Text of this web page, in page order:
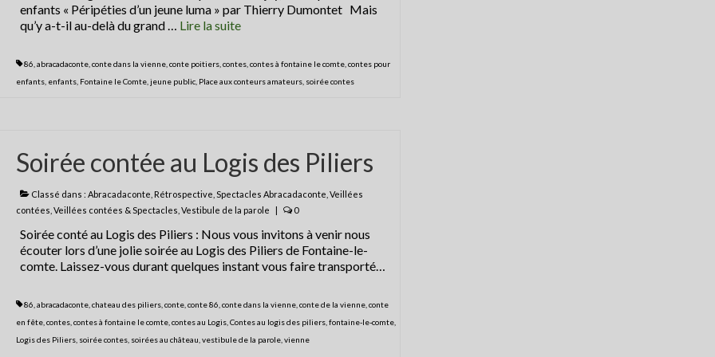
enfants « Péripéties d’un jeune luma » par Thierry Dumontet Mais
qu’y a-t-il au-delà du grand … Lire la suite­­
86 abracadaconte, conte dans la vienne, conte poitiers, contes, contes à fontaine le comte, contes pour
enfants, enfants, Fontaine le Comte, jeune public, Place aux conteurs amateurs, soirée contes
Soirée contée au Logis des Piliers
Classé dans : Abracadaconte Rétrospective Spectacles Abracadaconte Veillées
contées Veillées contées & Spectacles Vestibule de la parole | 0
Soirée conté au Logis des Piliers : Nous vous invitons à venir nous
écouter lors d’une jolie soirée au Logis des Piliers de Fontaine-le-
comte. Laissez-vous durant quelques instant vous faire transporté…
86 abracadaconte, chateau des piliers, conte, conte 86 conte dans la vienne, conte de la vienne, conte
en fête, contes, contes à fontaine le comte, contes au Logis, Contes au logis des piliers, fontaine-le-comte,
Logis des Piliers, soirée contes, soirées au château vestibule de la parole, vienne